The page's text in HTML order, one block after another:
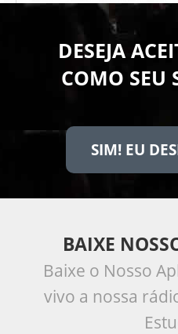
DESEJA
COMO SEU
SIM! EU
BAIXE
Baixe o Nosso
vivo a nossa